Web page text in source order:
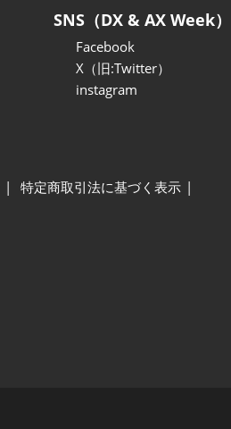
SNS（DX & AX Week）
Facebook
X（旧:Twitter）
instagram
特定商取引法に基づく表示